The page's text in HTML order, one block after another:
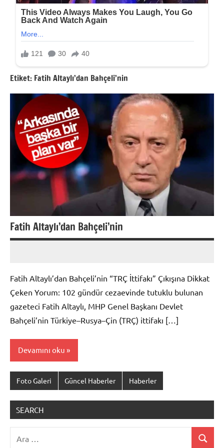
Etiket: Fatih Altaylı’dan Bahçeli’nin
Fatih Altaylı’dan Bahçeli’nin
Fatih Altaylı’dan Bahçeli’nin “TRÇ İttifakı” Çıkışına Dikkat
Çeken Yorum: 102 gündür cezaevinde tutuklu bulunan
gazeteci Fatih Altaylı, MHP Genel Başkanı Devlet
Bahçeli’nin Türkiye–Rusya–Çin (TRÇ) ittifakı […]
Devamını oku
Foto Galeri Güncel Haberler Haberler
SEARCH
Ara